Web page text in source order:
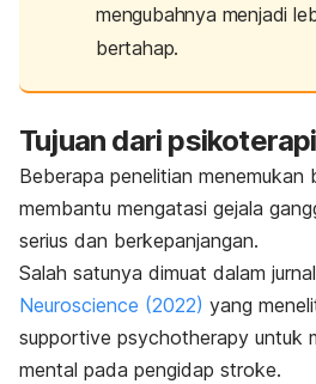
mengubahnya menjadi
bertahap.
Tujuan dari
Beberapa penelitian
membantu mengatasi gejala
serius dan berkepanjangan.
Salah satunya dimuat dalam jurnal
Neuroscience (2022) yang
supportive psychotherapy untuk
mental pada pengidap stroke.